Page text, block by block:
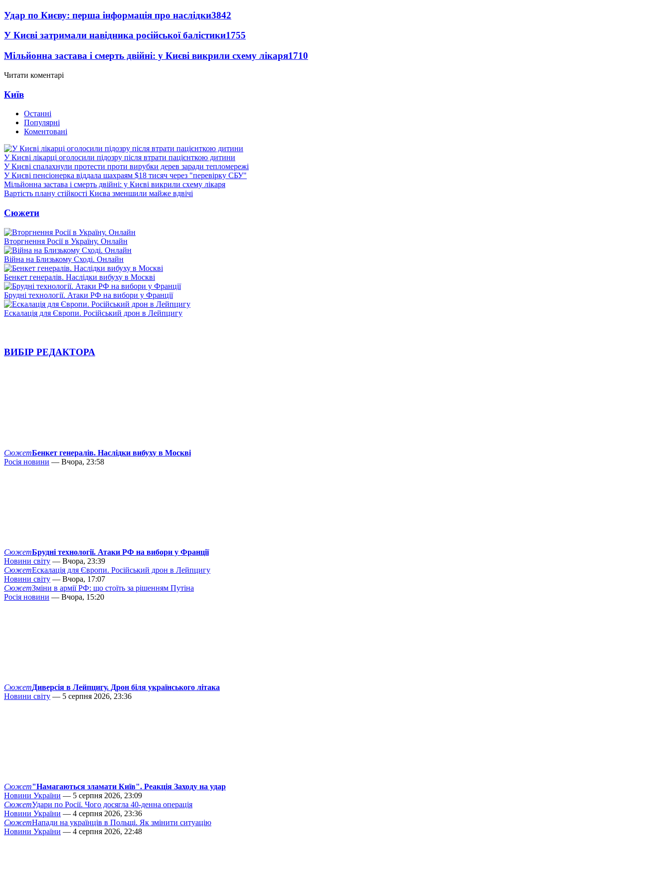
Удар по Києву: перша інформація про наслідки3842
У Києві затримали навідника російської балістики1755
Мільйонна застава і смерть двійні: у Києві викрили схему лікаря1710
Читати коментарі
Київ
Останні
Популярні
Коментовані
У Києві лікарці оголосили підозру після втрати пацієнткою дитини
У Києві спалахнули протести проти вирубки дерев заради тепломережі
У Києві пенсіонерка віддала шахраям $18 тисяч через "перевірку СБУ"
Мільйонна застава і смерть двійні: у Києві викрили схему лікаря
Вартість плану стійкості Києва зменшили майже вдвічі
Сюжети
Вторгнення Росії в Україну. Онлайн
Війна на Близькому Сході. Онлайн
Бенкет генералів. Наслідки вибуху в Москві
Брудні технології. Атаки РФ на вибори у Франції
Ескалація для Європи. Російський дрон в Лейпцигу
ВИБІР РЕДАКТОРА
СюжетБенкет генералів. Наслідки вибуху в Москві
Росія новини — Вчора, 23:58
СюжетБрудні технології. Атаки РФ на вибори у Франції
Новини світу — Вчора, 23:39
СюжетЕскалація для Європи. Російський дрон в Лейпцигу
Новини світу — Вчора, 17:07
СюжетЗміни в армії РФ: що стоїть за рішенням Путіна
Росія новини — Вчора, 15:20
СюжетДиверсія в Лейпцигу. Дрон біля українського літака
Новини світу — 5 серпня 2026, 23:36
Сюжет"Намагаються зламати Київ". Реакція Заходу на удар
Новини України — 5 серпня 2026, 23:09
СюжетУдари по Росії. Чого досягла 40-денна операція
Новини України — 4 серпня 2026, 23:36
СюжетНапади на українців в Польщі. Як змінити ситуацію
Новини України — 4 серпня 2026, 22:48